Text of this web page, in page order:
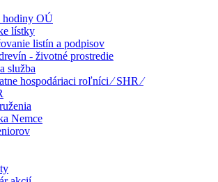
hodiny OÚ
lístky
listín a podpisov
- životné prostredie
služba
hospodáriaci roľníci ⁄ SHR ⁄
Nemce